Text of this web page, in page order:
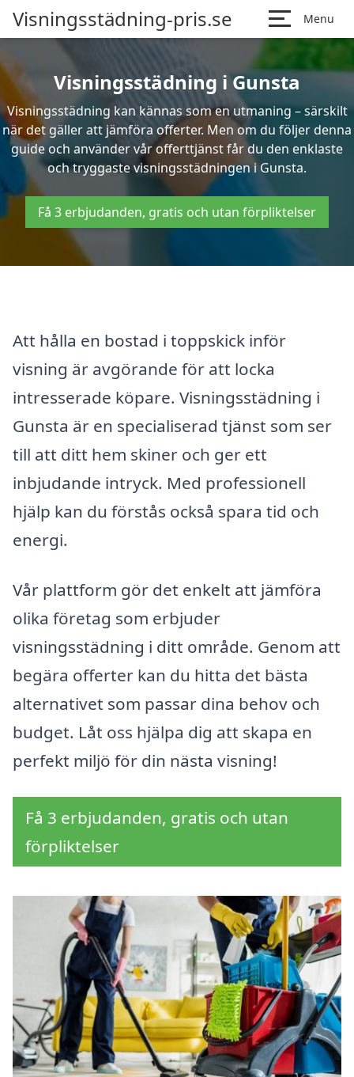
Visningsstädning-pris.se Menu
Visningsstädning i Gunsta
Visningsstädning kan kännas som en utmaning – särskilt
när det gäller att jämföra offerter. Men om du följer denna
guide och använder vår offerttjänst får du den enklaste
och tryggaste visningsstädningen i Gunsta.
Få 3 erbjudanden, gratis och utan förpliktelser
Att hålla en bostad i toppskick inför
visning är avgörande för att locka
intresserade köpare. Visningsstädning i
Gunsta är en specialiserad tjänst som ser
till att ditt hem skiner och ger ett
inbjudande intryck. Med professionell
hjälp kan du förstås också spara tid och
energi.
Vår plattform gör det enkelt att jämföra
olika företag som erbjuder
visningsstädning i ditt område. Genom att
begära offerter kan du hitta det bästa
alternativet som passar dina behov och
budget. Låt oss hjälpa dig att skapa en
perfekt miljö för din nästa visning!
Få 3 erbjudanden, gratis och utan
förpliktelser